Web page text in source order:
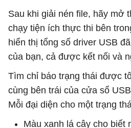
Sau khi giải nén file, hãy mở
chạy tiện ích thực thi bên
hiển thị tổng số driver USB
của bạn, cả được kết nối và
Tìm chỉ báo trạng thái được
cùng bên trái của cửa sổ
Mỗi đại diện cho một trạng
Màu xanh lá cây cho biết